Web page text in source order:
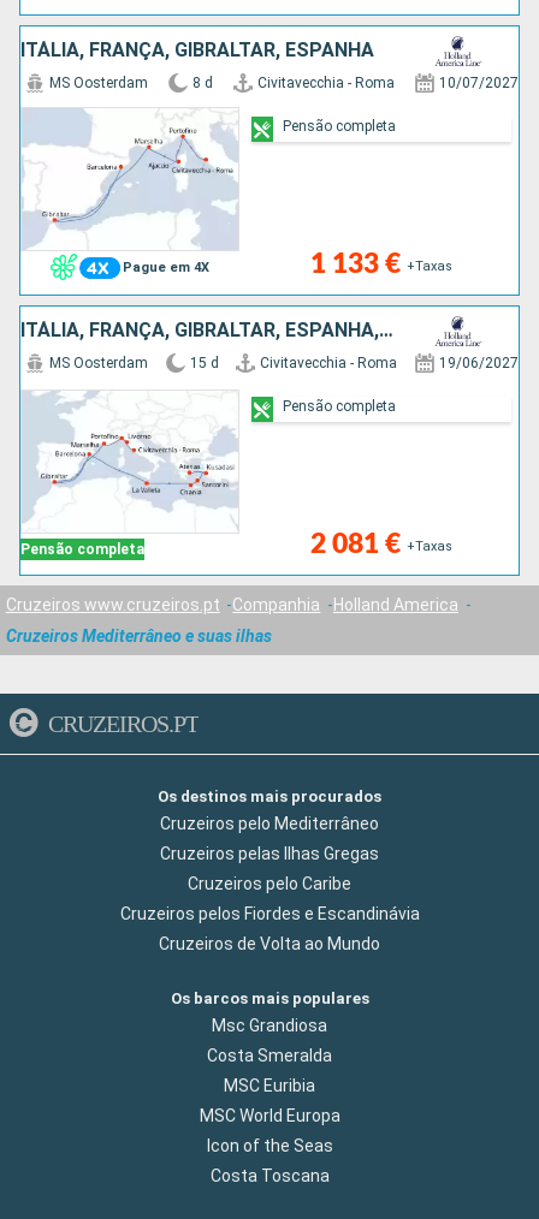
ITÁLIA, FRANÇA, GIBRALTAR, ESPANHA
Pague em 4X
MS Oosterdam 8 d Civitavecchia - Roma 10/07/2027
1 133 € +Taxas
Pensão completa
ITÁLIA, FRANÇA, GIBRALTAR, ESPANHA, MALTA, GRÉCIA, TURQUIA
Pensão completa
MS Oosterdam 15 d Civitavecchia - Roma 19/06/2027
2 081 € +Taxas
Pensão completa
Cruzeiros www.cruzeiros.pt Companhia
Holland America
Cruzeiros Mediterrâneo e suas ilhas
CRUZEIROS.PT
Os destinos mais procurados
Cruzeiros pelo Mediterrâneo
Cruzeiros pelas Ilhas Gregas
Cruzeiros pelo Caribe
Cruzeiros pelos Fiordes e Escandinávia
Cruzeiros de Volta ao Mundo
Os barcos mais populares
Msc Grandiosa
Costa Smeralda
MSC Euribia
MSC World Europa
Icon of the Seas
Costa Toscana